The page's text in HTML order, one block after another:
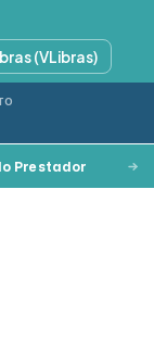
(VLibras)
Prestador